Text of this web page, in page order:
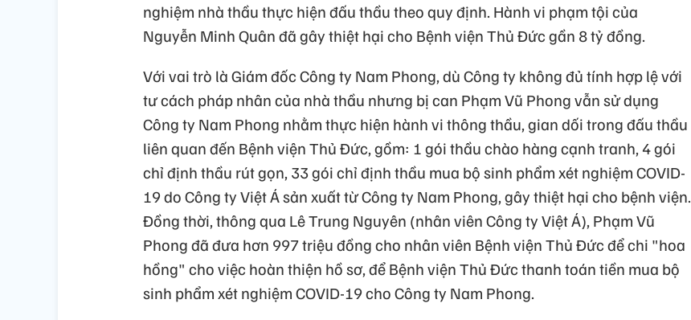
nghiệm nhà thầu thực hiện đấu thầu theo quy định. Hành vi phạm tội của
Nguyễn Minh Quân đã gây thiệt hại cho Bệnh viện Thủ Đức gần 8 tỷ đồng.
Với vai trò là Giám đốc Công ty Nam Phong, dù Công ty không đủ tính hợp lệ với
tư cách pháp nhân của nhà thầu nhưng bị can Phạm Vũ Phong vẫn sử dụng
Công ty Nam Phong nhằm thực hiện hành vi thông thầu, gian dối trong đấu thầu
liên quan đến Bệnh viện Thủ Đức, gồm: 1 gói thầu chào hàng cạnh tranh, 4 gói
chỉ định thầu rút gọn, 33 gói chỉ định thầu mua bộ sinh phẩm xét nghiệm COVID-
19 do Công ty Việt Á sản xuất từ Công ty Nam Phong, gây thiệt hại cho bệnh viện.
Đồng thời, thông qua Lê Trung Nguyên (nhân viên Công ty Việt Á), Phạm Vũ
Phong đã đưa hơn 997 triệu đồng cho nhân viên Bệnh viện Thủ Đức để chi "hoa
hồng" cho việc hoàn thiện hồ sơ, để Bệnh viện Thủ Đức thanh toán tiền mua bộ
sinh phẩm xét nghiệm COVID-19 cho Công ty Nam Phong.